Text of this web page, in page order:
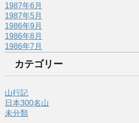
1987年6月
1987年5月
1986年9月
1986年8月
1986年7月
カテゴリー
山行記
日本300名山
未分類